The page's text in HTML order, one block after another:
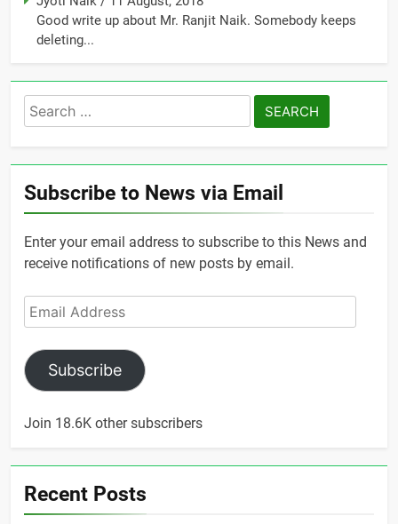
Good write up about Mr. Ranjit Naik. Somebody keeps
deleting...
Search
for:
Subscribe to News via Email
Enter your email address to subscribe to this News and
receive notifications of new posts by email.
Email
Address
Subscribe
Join 18.6K other subscribers
Recent Posts